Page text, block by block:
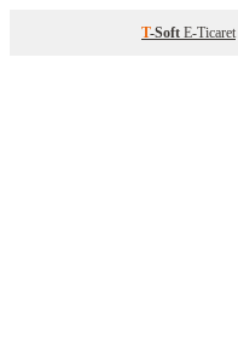
T-Soft E-Ticaret